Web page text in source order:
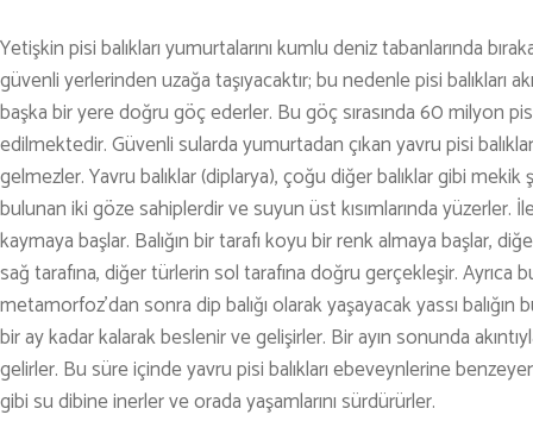
Yetişkin pisi balıkları yumurtalarını kumlu deniz tabanlarında
güvenli yerlerinden uzağa taşıyacaktır; bu nedenle pisi balıkları
başka bir yere doğru göç ederler. Bu göç sırasında 60 milyon
edilmektedir. Güvenli sularda yumurtadan çıkan yavru pisi
gelmezler. Yavru balıklar (diplarya), çoğu diğer balıklar gibi mekik
bulunan iki göze sahiplerdir ve suyun üst kısımlarında yüzerler.
kaymaya başlar. Balığın bir tarafı koyu bir renk almaya başlar,
sağ tarafına, diğer türlerin sol tarafına doğru gerçekleşir.
metamorfoz’dan sonra dip balığı olarak yaşayacak yassı
bir ay kadar kalarak beslenir ve gelişirler. Bir ayın sonunda
gelirler. Bu süre içinde yavru pisi balıkları ebeveynlerine
gibi su dibine inerler ve orada yaşamlarını sürdürürler.